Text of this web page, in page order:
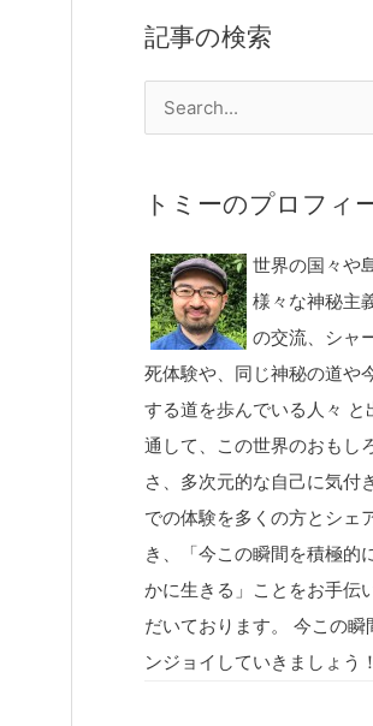
記事の検索
トミーのプロフィ
世界の国々や
様々な神秘主
の交流、シャ
死体験や、同じ神秘の道や
する道を歩んでいる人々 と
通して、この世界のおもし
さ、多次元的な自己に気付
での体験を多くの方とシェ
き、「今この瞬間を積極的
かに生きる」ことをお手伝
だいております。 今この瞬
ンジョイしていきましょう